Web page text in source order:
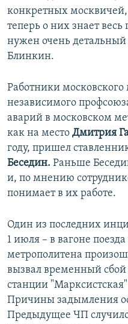
конкретных москвичей,
теперь о них знает
нужен очень
Блинкин.
Работники московского
независимого
аварий в московском
как на место Дмитрия
году, пришел
Беседин. Раньше
и, по мнению
понимает в их работе.
Один из последних
1 июля – в вагоне
метрополитена
вызвал временный
станции
Причины задымления
Предыдущее ЧП